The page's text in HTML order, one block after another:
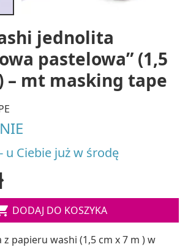
jednolita
pastelowa” (1,5
– mt masking tape
u Ciebie już w środę
DODAJ DO KOSZYKA
z papieru washi (1,5 cm x 7 m ) w